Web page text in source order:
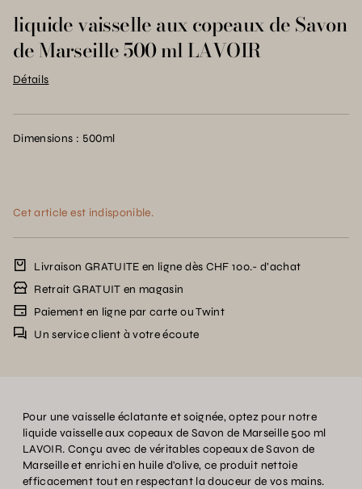
liquide vaisselle aux copeaux de Savon
de Marseille 500 ml LAVOIR
Détails
Dimensions : 500ml
Cet article est indisponible.
Livraison GRATUITE en ligne dès CHF 100.- d’achat
Retrait GRATUIT en magasin
Paiement en ligne par carte ou Twint
Un service client à votre écoute
Pour une vaisselle éclatante et soignée, optez pour notre
liquide vaisselle aux copeaux de Savon de Marseille 500 ml
LAVOIR. Conçu avec de véritables copeaux de Savon de
Marseille et enrichi en huile d'olive, ce produit nettoie
efficacement tout en respectant la douceur de vos mains.